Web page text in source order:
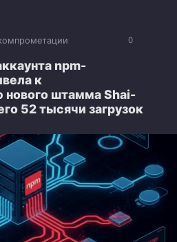
0
npm-
к
нового штамма Shai-
52 тысячи загрузок